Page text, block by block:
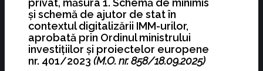
privat, măsura 1. Schemă de minimis
şi schemă de ajutor de stat în
contextul digitalizării IMM-urilor,
aprobată prin Ordinul ministrului
investiţiilor şi proiectelor europene
nr. 401/2023 (M.O. nr. 858/18.09.2025)